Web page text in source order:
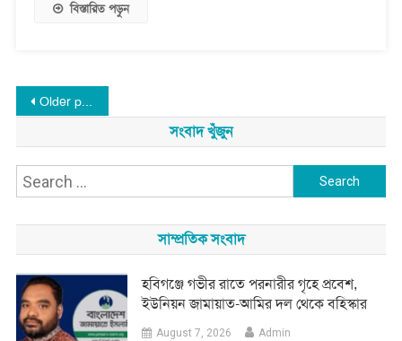
বিস্তারিত পড়ুন
PostsOlder posts
সংবাদ খুঁজুন
Search
সাম্প্রতিক সংবাদ
হবিগঞ্জে গভীর রাতে পরনারীর গৃহে প্রবেশ,
ইউনিয়ন জামায়াত-আমির দল থেকে বহিস্কার
August 7, 2026 Admin